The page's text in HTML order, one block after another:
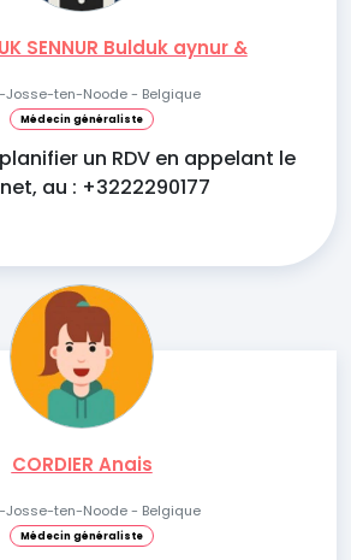
SENNUR Bulduk aynur &
Josse-ten-Noode - Belgique
Médecin généraliste
un RDV en appelant le
au : +3222290177
CORDIER Anais
Josse-ten-Noode - Belgique
Médecin généraliste